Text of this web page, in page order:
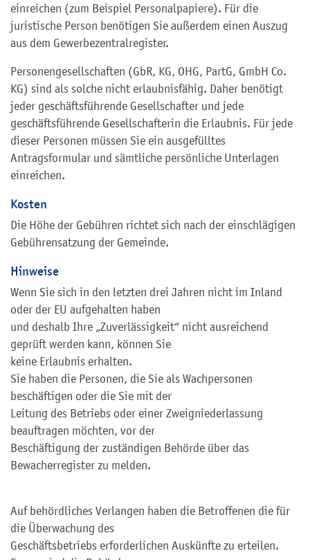
einreichen (zum Beispiel Personalpapiere). Für die
juristische Person benötigen Sie außerdem einen Auszug
aus dem Gewerbezentralregister.
Personengesellschaften (GbR, KG, OHG, PartG, GmbH Co.
KG) sind als solche nicht erlaubnisfähig. Daher benötigt
jeder geschäftsführende Gesellschafter und jede
geschäftsführende Gesellschafterin die Erlaubnis. Für jede
dieser Personen müssen Sie ein ausgefülltes
Antragsformular und sämtliche persönliche Unterlagen
einreichen.
Kosten
Die Höhe der Gebühren richtet sich nach der einschlägigen
Gebührensatzung der Gemeinde.
Hinweise
Wenn Sie sich in den letzten drei Jahren nicht im Inland
oder der EU aufgehalten haben
und deshalb Ihre „Zuverlässigkeit“ nicht ausreichend
geprüft werden kann, können Sie
keine Erlaubnis erhalten.
Sie haben die Personen, die Sie als Wachpersonen
beschäftigen oder die Sie mit der
Leitung des Betriebs oder einer Zweigniederlassung
beauftragen möchten, vor der
Beschäftigung der zuständigen Behörde über das
Bewacherregister zu melden.
Auf behördliches Verlangen haben die Betroffenen die für
die Überwachung des
Geschäftsbetriebs erforderlichen Auskünfte zu erteilen.